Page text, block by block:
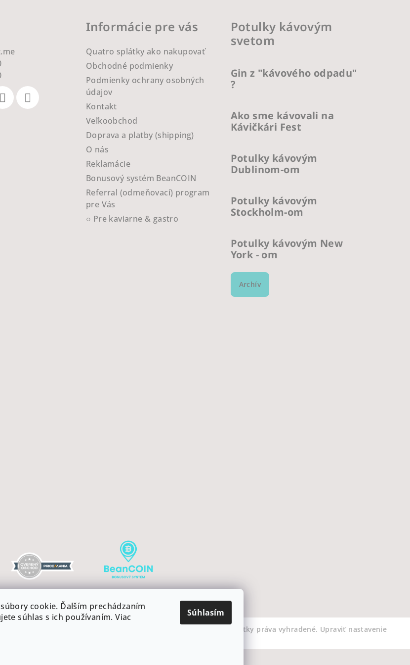
cookie. Ďalším prechádzaním
súhlas s ich používaním. Viac
Súhlasím
Informácie pre vás
Quatro splátky ako nakupovať
Obchodné podmienky
Podmienky ochrany osobných
údajov
Kontakt
Veľkoobchod
Doprava a platby (shipping)
O nás
Reklamácie
Bonusový systém BeanCOIN
Referral (odmeňovací) program
pre Vás
○ Pre kaviarne & gastro
Potulky kávovým
svetom
Gin z "kávového odpadu"
?
Ako sme kávovali na
Kávičkári Fest
Potulky kávovým
Dublinom-om
Potulky kávovým
Stockholm-om
Potulky kávovým New
York - om
Archív
. Všetky práva vyhradené. Upraviť nastavenie